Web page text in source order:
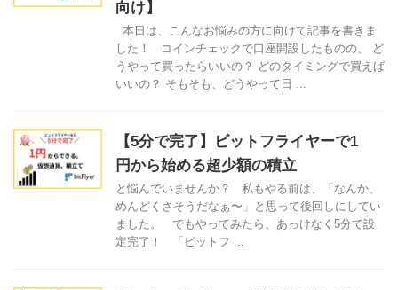
向け】
本日は、こんなお悩みの方に向けて記事を書きま
した！ コインチェックで口座開設したものの、 ど
うやって買ったらいいの？ どのタイミングで買えば
いいの？ そもそも、どうやって日 ...
【5分で完了】ビットフライヤーで1
円から始める超少額の積立
と悩んでいませんか？ 私もやる前は、「なんか、
めんどくさそうだなぁ〜」と思って後回しにしてい
ました。 でもやってみたら、あっけなく5分で設
定完了！ 「ビットフ ...